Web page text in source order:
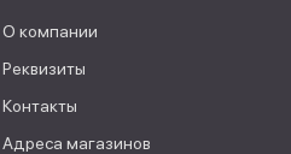
О компании
Реквизиты
Контакты
Адреса магазинов